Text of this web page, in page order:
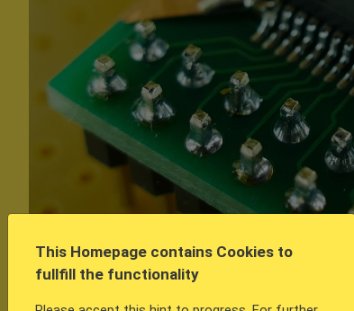
This Homepage contains Cookies to
fullfill the functionality